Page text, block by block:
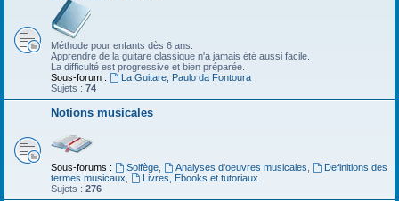
Méthode pour enfants dès 6 ans.
Apprendre de la guitare classique n'a jamais été aussi facile.
La difficulté est progressive et bien préparée.
Sous-forum :
La Guitare, Paulo da Fontoura
Sujets : 74
Notions musicales
Sous-forums : Solfège, Analyses d'oeuvres musicales
Definitions des
termes musicaux
Livres, Ebooks et tutoriaux
Sujets : 276